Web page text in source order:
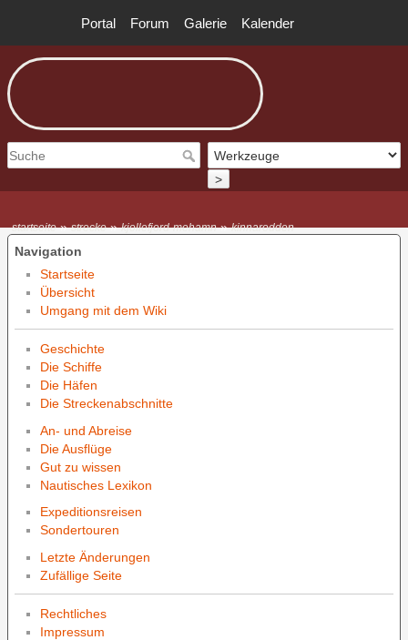
>
startseite»strecke»kjollefjord-mehamn»kinnarodden
Navigation
Startseite
Übersicht
Umgang mit dem Wiki
Geschichte
Die Schiffe
Die Häfen
Die Streckenabschnitte
An- und Abreise
Die Ausflüge
Gut zu wissen
Nautisches Lexikon
Expeditionsreisen
Sondertouren
Letzte Änderungen
Zufällige Seite
Rechtliches
Impressum
Portal Forum Galerie Kalender